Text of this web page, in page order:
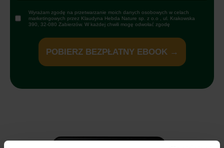
Wyrażam zgodę na przetwarzanie moich danych osobowych w celach
marketingowych przez Klaudyna Hebda Nature sp. z o.o , ul. Krakowska
390, 32-080 Zabierzów. W każdej chwili mogę odwołać zgodę
POBIERZ BEZPŁATNY EBOOK →